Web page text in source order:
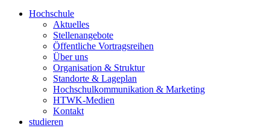
Hochschule
Aktuelles
Stellenangebote
Öffentliche Vortragsreihen
Über uns
Organisation & Struktur
Standorte & Lageplan
Hochschulkommunikation & Marketing
HTWK-Medien
Kontakt
studieren